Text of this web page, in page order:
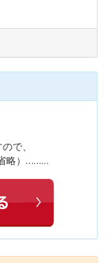
で、
略）………